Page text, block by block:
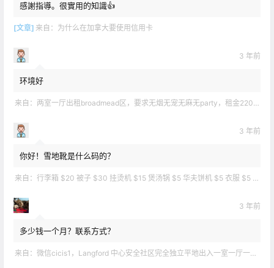
感謝指導。很實用的知識👍
[文章] 来自： 为什么在加拿大要使用信用卡
3 年前
环境好
来自： 两室一厅出租broadmead区，要求无烟无宠无麻无party，租金2200不包水电有意短信联系2508858496
3 年前
你好！雪地靴是什么码的？
来自： 行李箱 $20 被子 $30 挂烫机 $15 煲汤锅 $5 华夫饼机 $5 衣服 $5 雪地靴 $10 滑雪手套 $10 宜家衣物收纳 .
3 年前
多少钱一个月？联系方式？
来自： 微信cicis1，Langford 中心安全社区完全独立平地出入一室一厅一书房步行5分钟到公车站和商业圈 有后花园和.